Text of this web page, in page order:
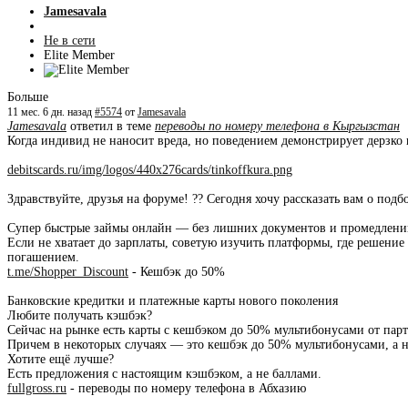
Jamesavala
Не в сети
Elite Member
Больше
11 мес. 6 дн. назад #5574 от Jamesavala
Jamesavala ответил в теме переводы по номеру телефона в Кыргызстан
Когда индивид не наносит вреда, но поведением демонстрирует
debitscards.ru/img/logos/440x276cards/tinkoffkura.png
Здравствуйте, друзья на форуме! ?? Сегодня хочу рассказать вам о
Супер быстрые займы онлайн — без лишних документов и
Если не хватает до зарплаты, советую изучить платформы, где
погашением.
t.me/Shopper_Discount - Кешбэк до 50%
Банковские кредитки и платежные карты нового поколения
Любите получать кэшбэк?
Сейчас на рынке есть карты с кешбэком до 50% мультибонусами от
Причем в некоторых случаях — это кешбэк до 50% мультибонусами, а
Хотите ещё лучше?
Есть предложения с настоящим кэшбэком, а не баллами.
fullgross.ru - переводы по номеру телефона в Абхазию